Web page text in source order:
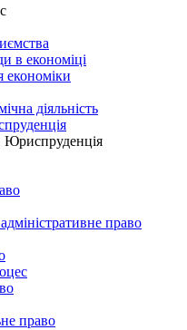
в економіці
економіки
діяльність
Юриспруденція
право
право